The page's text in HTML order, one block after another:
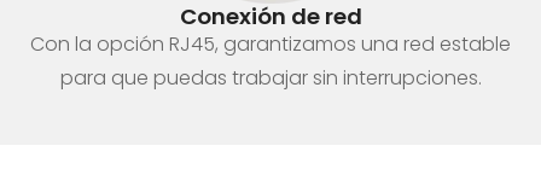
Conexión de red
Con la opción RJ45, garantizamos una red estable
para que puedas trabajar sin interrupciones.